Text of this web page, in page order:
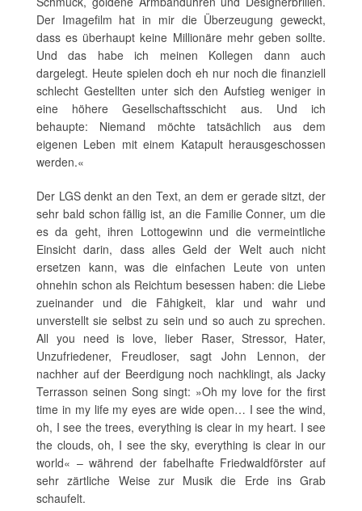
Der Imagefilm hat in mir die Überzeugung geweckt,
dass es überhaupt keine Millionäre mehr geben sollte.
Und das habe ich meinen Kollegen dann auch
dargelegt. Heute spielen doch eh nur noch die finanziell
schlecht Gestellten unter sich den Aufstieg weniger in
eine höhere Gesellschaftsschicht aus. Und ich
behaupte: Niemand möchte tatsächlich aus dem
eigenen Leben mit einem Katapult herausgeschossen
werden.«
Der LGS denkt an den Text, an dem er gerade sitzt, der
sehr bald schon fällig ist, an die Familie Conner, um die
es da geht, ihren Lottogewinn und die vermeintliche
Einsicht darin, dass alles Geld der Welt auch nicht
ersetzen kann, was die einfachen Leute von unten
ohnehin schon als Reichtum besessen haben: die Liebe
zueinander und die Fähigkeit, klar und wahr und
unverstellt sie selbst zu sein und so auch zu sprechen.
All you need is love, lieber Raser, Stressor, Hater,
Unzufriedener, Freudloser, sagt John Lennon, der
nachher auf der Beerdigung noch nachklingt, als Jacky
Terrasson seinen Song singt: »Oh my love for the first
time in my life my eyes are wide open… I see the wind,
oh, I see the trees, everything is clear in my heart. I see
the clouds, oh, I see the sky, everything is clear in our
world« – während der fabelhafte Friedwaldförster auf
sehr zärtliche Weise zur Musik die Erde ins Grab
schaufelt.